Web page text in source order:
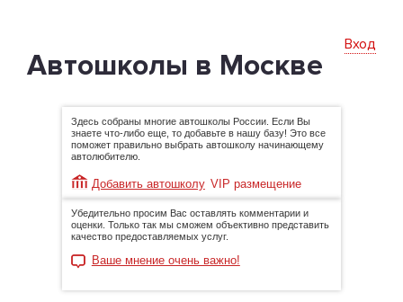
Вход
Автошколы в Москве
Здесь собраны многие автошколы России. Если Вы
знаете что-либо еще, то добавьте в нашу базу! Это все
поможет правильно выбрать автошколу начинающему
автолюбителю.
Добавить автошколу VIP размещение
Убедительно просим Вас оставлять комментарии и
оценки. Только так мы сможем объективно представить
качество предоставляемых услуг.
Ваше мнение очень важно!